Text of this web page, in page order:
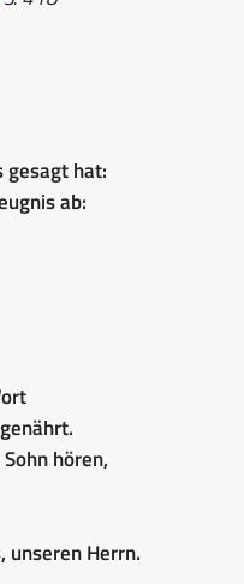
gesagt hat:
ab:
hören,
unseren Herrn.